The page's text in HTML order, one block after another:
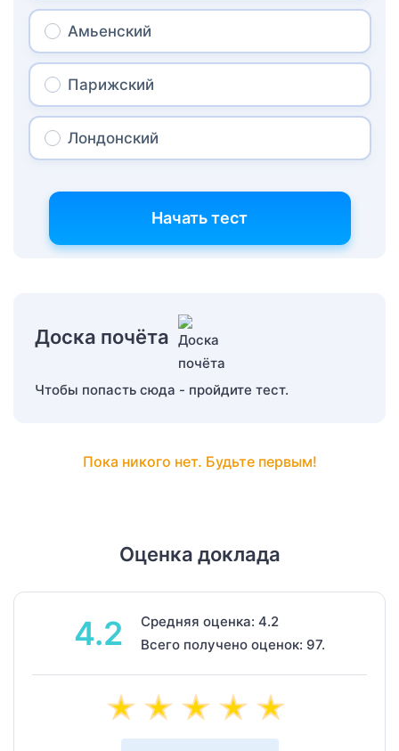
Амьенский
Парижский
Лондонский
Начать тест
Доска почёта
Чтобы попасть сюда - пройдите тест.
Пока никого нет. Будьте первым!
Оценка доклада
4.2
Средняя оценка: 4.2
Всего получено оценок: 97.